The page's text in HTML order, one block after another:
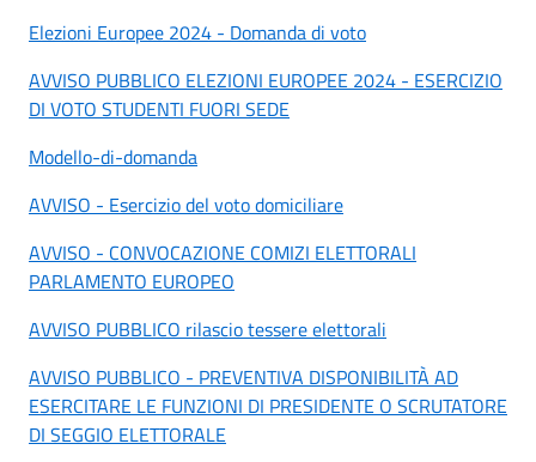
Elezioni Europee 2024 - Domanda di voto
AVVISO PUBBLICO ELEZIONI EUROPEE 2024 - ESERCIZIO
DI VOTO STUDENTI FUORI SEDE
Modello-di-domanda
AVVISO - Esercizio del voto domiciliare
AVVISO - CONVOCAZIONE COMIZI ELETTORALI
PARLAMENTO EUROPEO
AVVISO PUBBLICO rilascio tessere elettorali
AVVISO PUBBLICO - PREVENTIVA DISPONIBILITÀ AD
ESERCITARE LE FUNZIONI DI PRESIDENTE O SCRUTATORE
DI SEGGIO ELETTORALE